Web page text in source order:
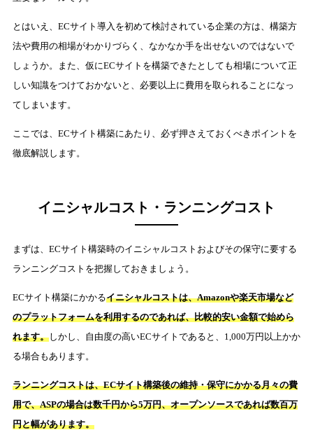
とはいえ、ECサイト導入を初めて検討されている企業の方は、構築方
法や費用の相場がわかりづらく、なかなか手を出せないのではないで
しょうか。また、仮にECサイトを構築できたとしても相場について正
しい知識をつけておかないと、必要以上に費用を取られることになっ
てしまいます。
ここでは、ECサイト構築にあたり、必ず押さえておくべきポイントを
徹底解説します。
イニシャルコスト・ランニングコスト
まずは、ECサイト構築時のイニシャルコストおよびその保守に要する
ランニングコストを把握しておきましょう。
ECサイト構築にかかるイニシャルコストは、Amazonや楽天市場など
のプラットフォームを利用するのであれば、比較的安い金額で始めら
れます。しかし、自由度の高いECサイトであると、1,000万円以上かか
る場合もあります。
ランニングコストは、ECサイト構築後の維持・保守にかかる月々の費
用で、ASPの場合は数千円から5万円、オープンソースであれば数百万
円と幅があります。